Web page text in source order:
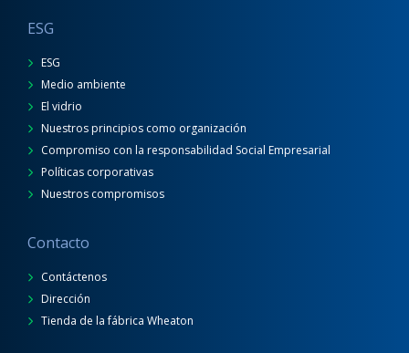
ESG
ESG
Medio ambiente
El vidrio
Nuestros principios como organización
Compromiso con la responsabilidad Social Empresarial
Políticas corporativas
Nuestros compromisos
Contacto
Contáctenos
Dirección
Tienda de la fábrica Wheaton